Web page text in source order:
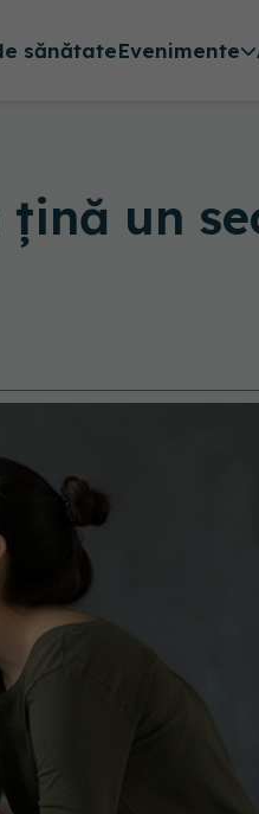
sănătateEvenimente
țină un